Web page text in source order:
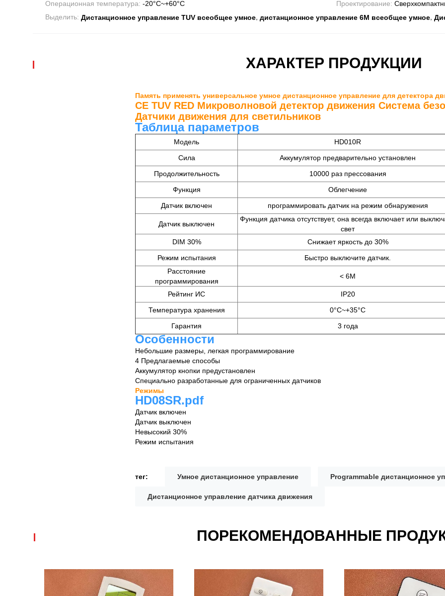
Операционная температура: -20°C~+60°C Проектирование:
Выделить: Дистанционное управление TUV всеобщее умное дистанционное управление 6M всеобщее умное
ХАРАКТЕР ПРОДУКЦИИ
Память применять универсальное умное дистанционное управление для детектора
CE TUV RED Микроволновой детектор движения Система
Датчики движения для светильников
Таблица параметров
Модель
HD010R
Сила
Аккумулятор предварительно установлен
Продолжительность
10000 раз прессования
Функция
Облегчение
Датчик включен
программировать датчик на режим обнаружения
Датчик выключен
Функция датчика отсутствует, она всегда включает или
свет
DIM 30%
Снижает яркость до 30%
Режим испытания
Быстро выключите датчик.
Расстояние
программирования
< 6M
Рейтинг ИС
IP20
Температура хранения
0°C~+35°C
Гарантия
3 года
Особенности
Небольшие размеры, легкая программирование
4 Предлагаемые способы
Аккумулятор кнопки предустановлен
Специально разработанные для ограниченных датчиков
Режимы
HD08SR.pdf
Датчик включен
Датчик выключен
Невысокий 30%
Режим испытания
тег: Умное дистанционное управление Programmable дистанционное
Дистанционное управление датчика движения
ПОРЕКОМЕНДОВАННЫЕ